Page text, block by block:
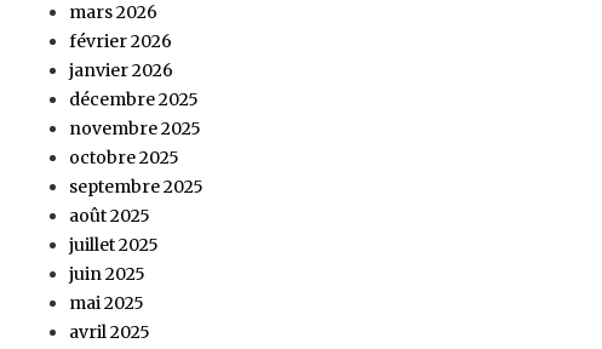
mars 2026
février 2026
janvier 2026
décembre 2025
novembre 2025
octobre 2025
septembre 2025
août 2025
juillet 2025
juin 2025
mai 2025
avril 2025